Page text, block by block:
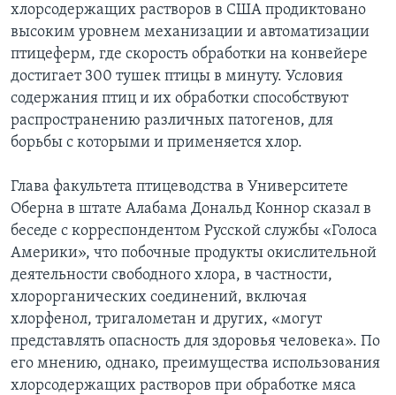
хлорсодержащих растворов в США продиктовано
высоким уровнем механизации и автоматизации
птицеферм, где скорость обработки на конвейере
достигает 300 тушек птицы в минуту. Условия
содержания птиц и их обработки способствуют
распространению различных патогенов, для
борьбы с которыми и применяется хлор.
Глава факультета птицеводства в Университете
Оберна в штате Алабама Дональд Коннор сказал в
беседе с корреспондентом Русской службы «Голоса
Америки», что побочные продукты окислительной
деятельности свободного хлора, в частности,
хлорорганических соединений, включая
хлорфенол, тригалометан и других, «могут
представлять опасность для здоровья человека». По
его мнению, однако, преимущества использования
хлорсодержащих растворов при обработке мяса